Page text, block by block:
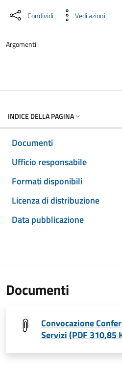
Condividi Vedi azioni
Argomenti:
INDICE DELLA PAGINA
Documenti
Ufficio responsabile
Formati disponibili
Licenza di distribuzione
Data pubblicazione
Documenti
Convocazione
Servizi (PDF 310,85